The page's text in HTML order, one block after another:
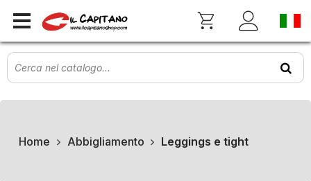
Home Abbigliamento Leggings e tight